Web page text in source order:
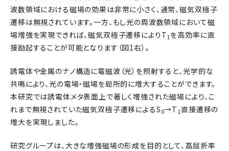
波数領域における磁場の効果は非常に小さく、通常、磁気双極子
遷移は無視されています。一方、もし光の周波数領域において磁
場増強を実現できれば、磁気双極子遷移によりT1 を高効率に直
接励起することが可能となります（図1右）。
誘電体や金属のナノ構造に電磁波（光）を照射すると、光学的な
共鳴により、光の電場・磁場を局所的に増大することができます。
本研究では誘電体メタ表面上で著しく増強された磁場により、こ
れまで無視されていた磁気双極子遷移によるS 0→T 1 直接遷移の
増大を実現しました。
研究グループは、大きな増強磁場の形成を目的として、高屈折率